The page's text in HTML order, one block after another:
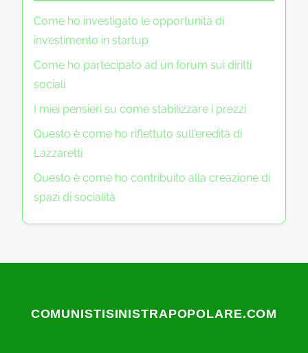
Come ho investigato le opportunità di
investimento in startup
Come ho partecipato ad un forum sui diritti
sociali
I miei pensieri su come stabilizzare i prezzi
Questo è come ho riflettuto sull'eredità di
Lazzaretti
Questo è come ho contribuito alla creazione di
spazi di socialità
COMUNISTISINISTRAPOPOLARE.COM